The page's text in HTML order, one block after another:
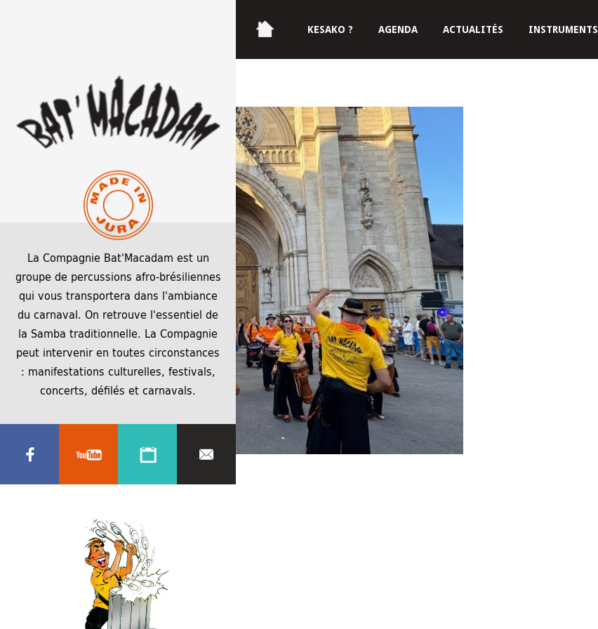
La Compagnie Bat'Macadam est un
groupe de percussions afro-brésiliennes
qui vous transportera dans l'ambiance
du carnaval. On retrouve l'essentiel de
la Samba traditionnelle. La Compagnie
peut intervenir en toutes circonstances
: manifestations culturelles, festivals,
concerts, défilés et carnavals.
KESAKO ? AGENDA ACTUALITÉS INSTRUMENTS
Chalon Fête de la Zik (28)
22 juin 2026
1600 × 1200